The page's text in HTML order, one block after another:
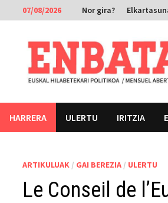
to
content
07/08/2026 Nor gira?
HARRERA ULERTU IRITZIA
ARTIKULUAK / GAI BEREZIA / ULERTU
Le Conseil de